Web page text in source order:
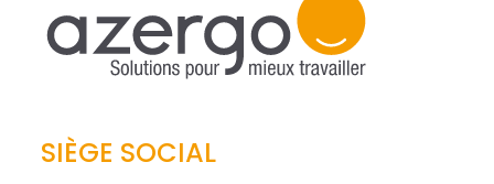
SIÈGE SOCIAL